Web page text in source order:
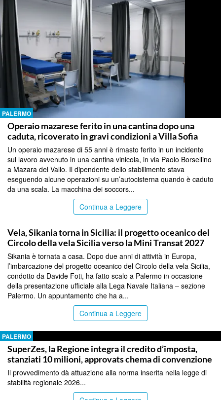
PALERMO
Operaio mazarese ferito in una cantina dopo una
caduta, ricoverato in gravi condizioni a Villa Sofia
Un operaio mazarese di 55 anni è rimasto ferito in un incidente
sul lavoro avvenuto in una cantina vinicola, in via Paolo Borsellino
a Mazara del Vallo. Il dipendente dello stabilimento stava
eseguendo alcune operazioni su un’autocisterna quando è caduto
da una scala. La macchina dei soccors...
Continua a Leggere
Vela, Sikania torna in Sicilia: il progetto oceanico del
Circolo della vela Sicilia verso la Mini Transat 2027
Sikania è tornata a casa. Dopo due anni di attività in Europa,
l’imbarcazione del progetto oceanico del Circolo della vela Sicilia,
condotto da Davide Foti, ha fatto scalo a Palermo in occasione
della presentazione ufficiale alla Lega Navale Italiana – sezione
Palermo. Un appuntamento che ha a...
Continua a Leggere
PALERMO
SuperZes, la Regione integra il credito d’imposta,
stanziati 10 milioni, approvats chema di convenzione
Il provvedimento dà attuazione alla norma inserita nella legge di
stabilità regionale 2026...